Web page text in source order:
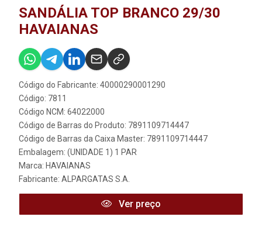
SANDÁLIA TOP BRANCO 29/30
HAVAIANAS
Código do Fabricante: 40000290001290
Código: 7811
Código NCM: 64022000
Código de Barras do Produto: 7891109714447
Código de Barras da Caixa Master: 7891109714447
Embalagem: (UNIDADE 1) 1 PAR
Marca: HAVAIANAS
Fabricante: ALPARGATAS S.A.
Ver preço